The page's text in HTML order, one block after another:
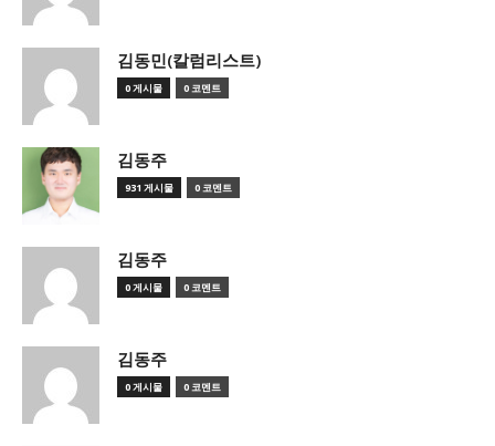
김동민(칼럼리스트)
0 게시물 0 코멘트
김동주
931 게시물 0 코멘트
김동주
0 게시물 0 코멘트
김동주
0 게시물 0 코멘트